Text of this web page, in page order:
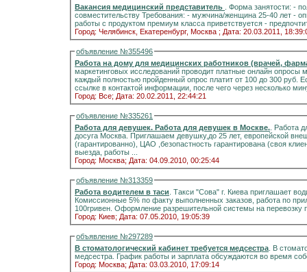
Вакансия медицинский представитель
. Форма занятости: -
совместительству Требования: - мужчина/женщина 25-40 лет - опыт работы торговым представителем от 1 года - опыт
работы с продуктом
Город: Челябинск, Екатеренбург, Москва ; Дата: 20.03.2011,
объявление №355496
Работа на дому для медицинских работников (врачей,
маркетинговых исследований проводит платные онлайн опросы
каждый полностью пройденный опрос платит от 100 до 300 руб.
ссылке в контактой информации, после чего через несколько
Город: Все; Дата: 20.02.2011, 22:44:21
объявление №335261
Работа для девушек. Работа для девушек в Москве. . Работа
досуга Москва. Приглашаем девушку,до 25 лет, европейской
(гарантированно), ЦАО ,безопастность гарантирована (своя
выезда, работы ...
Город: Москва; Дата: 04.09.2010, 00:25:44
объявление №313359
Работа водителем в таси . Такси "Сова" г. Киева приглашает водителей на своем автомобиле к сотрудничеству.
Комиссионные 5% по факту выполненных заказов, работа по приложению на мобильном телефоне, вступительные
100гривен. Оформление разрешительной системы на
Город: Киев; Дата: 07.05.2010, 19:05:39
объявление №297289
В стоматологический кабинет требуется медсестра . В
медсестра. График работы и зарплата обсуждаются во время
Город: Москва; Дата: 03.03.2010, 17:09:14